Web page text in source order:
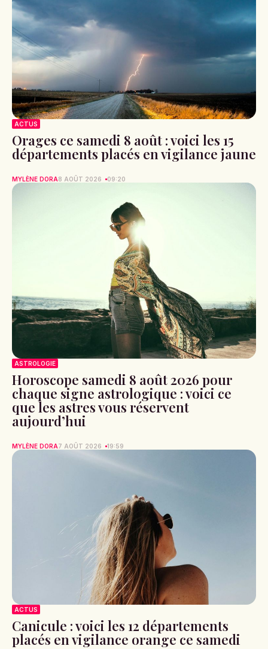
ACTUS
Orages ce samedi 8 août : voici les 15
départements placés en vigilance jaune
MYLÈNE DORA8 AOÛT 2026 09:20
ASTROLOGIE
Horoscope samedi 8 août 2026 pour
chaque signe astrologique : voici ce
que les astres vous réservent
aujourd’hui
MYLÈNE DORA7 AOÛT 2026 19:59
ACTUS
Canicule : voici les 12 départements
placés en vigilance orange ce samedi